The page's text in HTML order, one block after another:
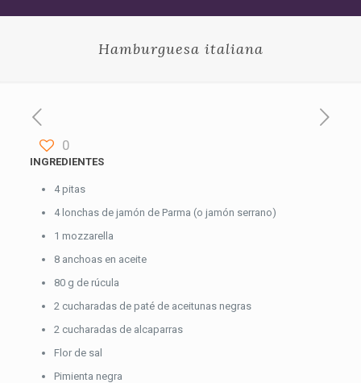
Hamburguesa italiana
0
INGREDIENTES
4 pitas
4 lonchas de jamón de Parma (o jamón serrano)
1 mozzarella
8 anchoas en aceite
80 g de rúcula
2 cucharadas de paté de aceitunas negras
2 cucharadas de alcaparras
Flor de sal
Pimienta negra